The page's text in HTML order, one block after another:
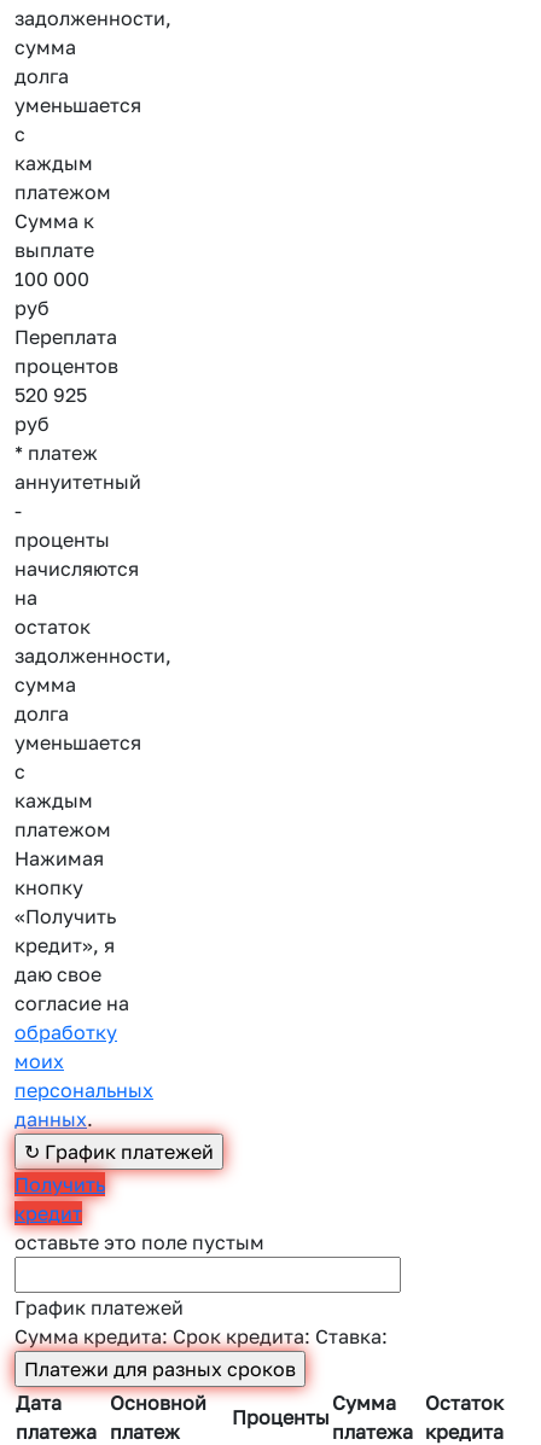
задолженности,
сумма
долга
уменьшается
с
каждым
платежом
Сумма к
выплате
100 000
руб
Переплата
процентов
520 925
руб
* платеж
аннуитетный
-
проценты
начисляются
на
остаток
задолженности,
сумма
долга
уменьшается
с
каждым
платежом
Нажимая
кнопку
«Получить
кредит», я
даю свое
согласие на
обработку
моих
персональных
данных.
Получить
кредит
оставьте это поле пустым
График платежей
Сумма кредита:Срок кредита: Ставка:
Дата
платежа
Основной
платеж
Проценты
Сумма
платежа
Остаток
кредита